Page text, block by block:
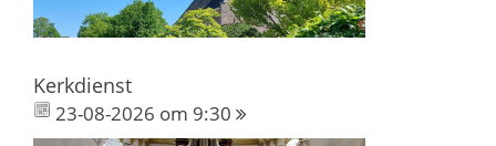
Kerkdienst
23-08-2026 om 9:30